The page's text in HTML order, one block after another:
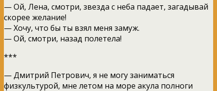
— Ой, Лена, смотри, звезда с неба падает, загадывай
скорее желание!
— Хочу, что бы ты взял меня замуж.
— Ой, смотри, назад полетела!
***
— Дмитрий Петрович, я не могу заниматься
физкультурой, мне летом на море акула полноги